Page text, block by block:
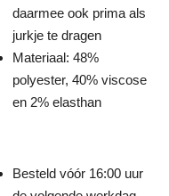
daarmee ook prima als
jurkje te dragen
Materiaal: 48%
polyester, 40% viscose
en 2% elasthan
Besteld vóór 16:00 uur